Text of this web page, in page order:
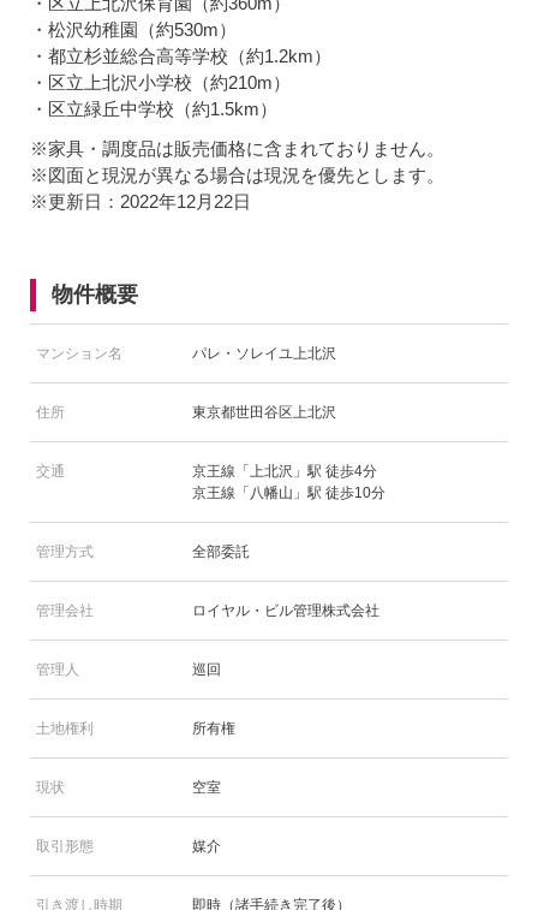
・松沢幼稚園（約530m）
・都立杉並総合高等学校（約1.2km）
・区立上北沢小学校（約210m）
・区立緑丘中学校（約1.5km）
※家具・調度品は販売価格に含まれておりません。
※図面と現況が異なる場合は現況を優先とします。
※更新日：2022年12月22日
物件概要
マンション名 パレ・ソレイユ上北沢
住所 東京都世田谷区上北沢
交通
京王線「上北沢」駅 徒歩4分
京王線「八幡山」駅 徒歩10分
管理方式 全部委託
管理会社 ロイヤル・ビル管理株式会社
管理人 巡回
土地権利 所有権
現状 空室
取引形態 媒介
引き渡し時期 即時（諸手続き完了後）